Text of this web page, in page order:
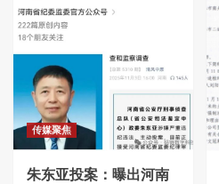
传媒聚焦
朱东亚投案：曝出河南